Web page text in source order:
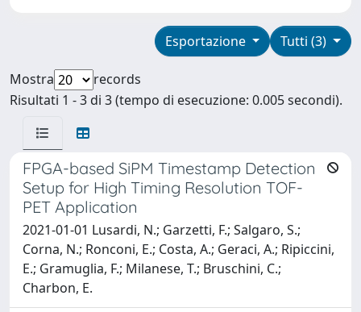
Tutti (3)
Esportazione
Mostra
records
Risultati 1 - 3 di 3 (tempo di esecuzione: 0.005 secondi).
FPGA-based SiPM Timestamp Detection
Setup for High Timing Resolution TOF-
PET Application
2021-01-01 Lusardi, N.; Garzetti, F.; Salgaro, S.;
Corna, N.; Ronconi, E.; Costa, A.; Geraci, A.; Ripiccini,
E.; Gramuglia, F.; Milanese, T.; Bruschini, C.;
Charbon, E.